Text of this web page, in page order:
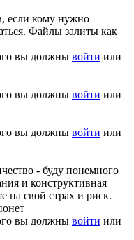
если кому нужно
Файлы залиты как
вы должны войти или
вы должны войти или
вы должны войти или
- буду понемного
и конструктивная
на свой страх и риск.
вы должны войти или